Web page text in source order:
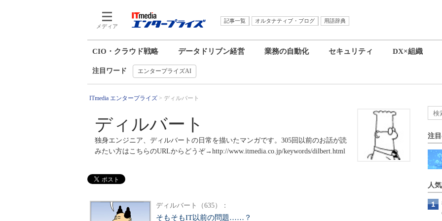
メディア
記事一覧 オルタナティブ・ブログ 用語辞典
CIO・クラウド戦略 データドリブン経営 業務の自動化 セキュリティ DX×組織
注目ワード エンタープライズAI
ITmedia エンタープライズ ディルバート
ディルバート
独身エンジニア、ディルバートの日常を描いたマンガです。305回以前のお話が読
みたい方はこちらのURLからどうぞ→http://www.itmedia.co.jp/keywords/dilbert.html
ディルバート（635）：
そもそもIT以前の問題……？
注
人